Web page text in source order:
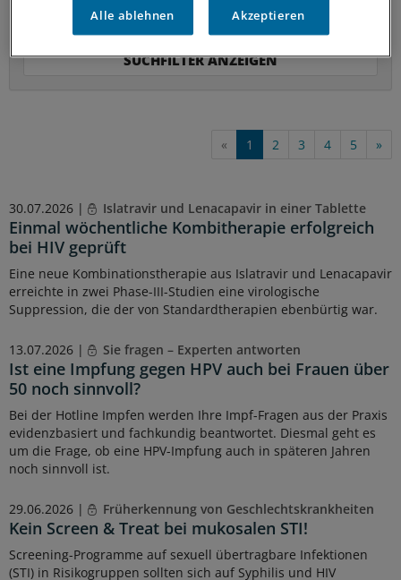
« 1 2 3 4 5 »
30.07.2026 | Islatravir und Lenacapavir in einer Tablette
Einmal wöchentliche Kombitherapie erfolgreich
bei HIV geprüft
Eine neue Kombinationstherapie aus Islatravir und Lenacapavir
erreichte in zwei Phase-III-Studien eine virologische
Suppression, die der von Standardtherapien ebenbürtig war.
13.07.2026 | Sie fragen – Experten antworten
Ist eine Impfung gegen HPV auch bei Frauen über
50 noch sinnvoll?
Bei der Hotline Impfen werden Ihre Impf-Fragen aus der Praxis
evidenzbasiert und fachkundig beantwortet. Diesmal geht es
um die Frage, ob eine HPV-Impfung auch in späteren Jahren
noch sinnvoll ist.
29.06.2026 | Früherkennung von Geschlechtskrankheiten
Kein Screen & Treat bei mukosalen STI!
Screening-Programme auf sexuell übertragbare Infektionen
(STI) in Risikogruppen sollten sich auf Syphilis und HIV
Alle ablehnen Akzeptieren